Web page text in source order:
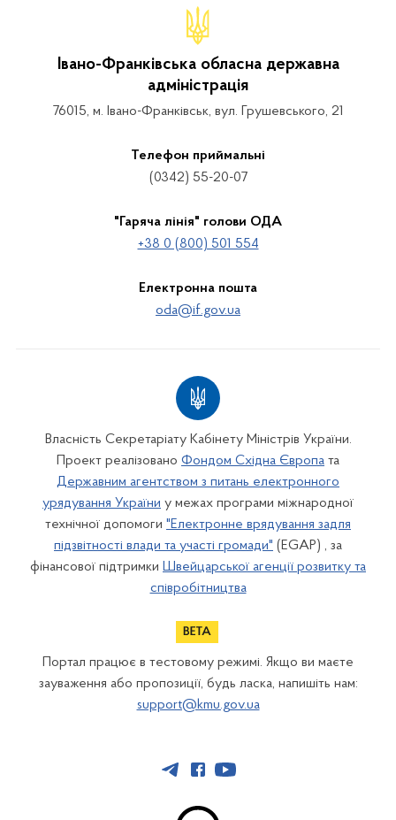
Івано-Франківська обласна державна
адміністрація
76015, м. Івано-Франківськ, вул. Грушевського, 21
Телефон приймальні
(0342) 55-20-07
"Гаряча лінія" голови ОДА
+38 0 (800) 501 554
Електронна пошта
oda@if.gov.ua
Власність Секретаріату Кабінету Міністрів України.
Проект реалізовано Фондом Східна Європа та
Державним агентством з питань електронного
урядування України у межах програми міжнародної
технічної допомоги "Електронне врядування задля
підзвітності влади та участі громади" (EGAP) , за
фінансової підтримки Швейцарської агенції розвитку та
співробітництва
Портал працює в тестовому режимі. Якщо ви маєте
зауваження або пропозиції, будь ласка, напишіть нам:
support@kmu.gov.ua